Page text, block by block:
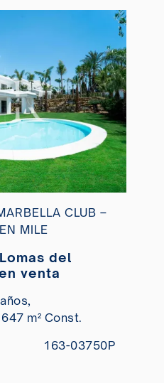
CLUB –
MILE
del
venta
647 m² Const.
163-03750P